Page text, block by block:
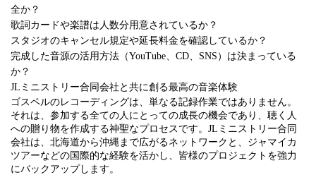
全か？
歌詞カードや楽譜は人数分用意されているか？
スタジオのキャンセル規定や延長料金を確認しているか？
完成した音源の活用方法（YouTube、CD、SNS）は決まっている
か？
JLミニストリー合同会社と共に創る最高の音楽体験
ゴスペルのレコーディングは、単なる記録作業ではありません。
それは、参加する全ての人にとっての成長の機会であり、聴く人
への贈り物を作成する神聖なプロセスです。JLミニストリー合同
会社は、北海道から沖縄まで広がるネットワークと、ジャマイカ
ツアーなどの国際的な経験を活かし、皆様のプロジェクトを強力
にバックアップします。